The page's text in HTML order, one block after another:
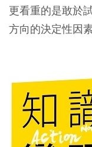
更看重的是敢於
方向的決定性因素